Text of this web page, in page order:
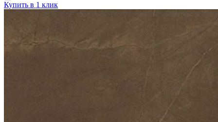
Купить в 1 клик